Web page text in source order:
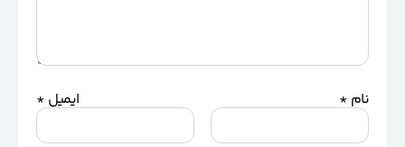
نام * ایمیل *